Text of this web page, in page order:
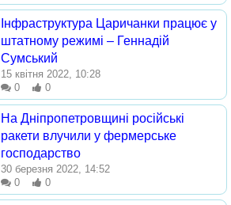
Інфраструктура Царичанки працює у
штатному режимі – Геннадій
Сумський
15 квітня 2022, 10:28
0
0
На Дніпропетровщині російські
ракети влучили у фермерське
господарство
30 березня 2022, 14:52
0
0